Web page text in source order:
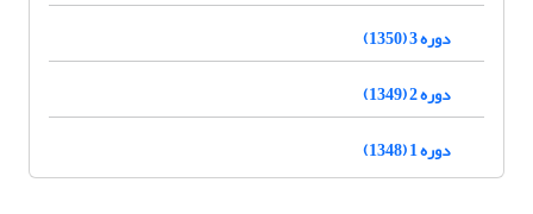
دوره 3 (1350)
دوره 2 (1349)
دوره 1 (1348)